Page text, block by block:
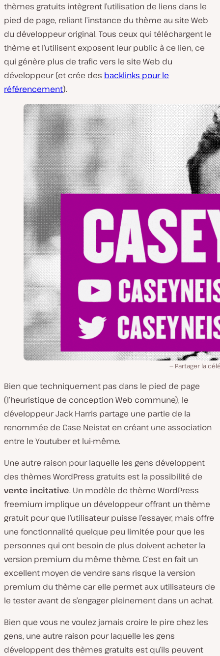
thèmes gratuits intègrent l’utilisation de liens dans le
pied de page, reliant l’instance du thème au site Web
du développeur original. Tous ceux qui téléchargent le
thème et l’utilisent exposent leur public à ce lien, ce
qui génère plus de trafic vers le site Web du
développeur (et crée des backlinks pour le
référencement).
Partager la
Bien que techniquement pas dans le pied de page
(l’heuristique de conception Web commune), le
développeur Jack Harris partage une partie de la
renommée de Case Neistat en créant une association
entre le Youtuber et lui-même.
Une autre raison pour laquelle les gens développent
des thèmes WordPress gratuits est la possibilité de
vente incitative. Un modèle de thème WordPress
freemium implique un développeur offrant un thème
gratuit pour que l’utilisateur puisse l’essayer, mais offre
une fonctionnalité quelque peu limitée pour que les
personnes qui ont besoin de plus doivent acheter la
version premium du même thème. C’est en fait un
excellent moyen de vendre sans risque la version
premium du thème car elle permet aux utilisateurs de
le tester avant de s’engager pleinement dans un achat.
Bien que vous ne voulez jamais croire le pire chez les
gens, une autre raison pour laquelle les gens
développent des thèmes gratuits est qu’ils peuvent